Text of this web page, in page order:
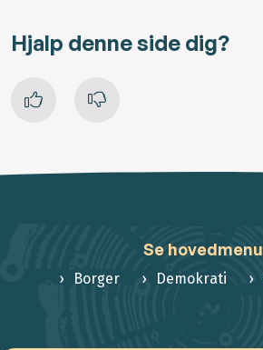
Hjalp denne side dig?
Se hovedmenu
Borger Demokrati